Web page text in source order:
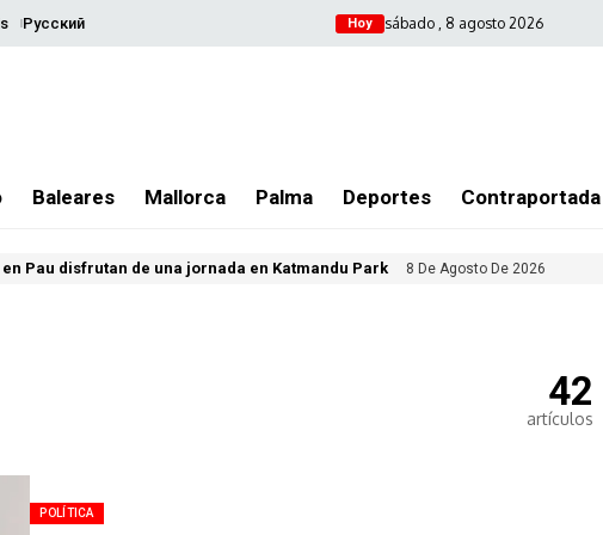
Русский Hoy sábado , 8 agosto 2026
Baleares Mallorca Palma Deportes Contraportada
Pau disfrutan de una jornada en Katmandu Park 8 De Agosto De 2026
42
artículos
POLÍTICA